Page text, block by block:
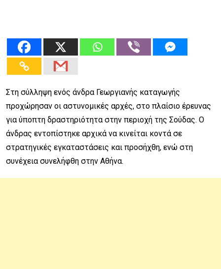
Στη σύλληψη ενός άνδρα Γεωργιανής καταγωγής
προχώρησαν οι αστυνομικές αρχές, στο πλαίσιο έρευνας
για ύποπτη δραστηριότητα στην περιοχή της Σούδας. Ο
άνδρας εντοπίστηκε αρχικά να κινείται κοντά σε
στρατηγικές εγκαταστάσεις και προσήχθη, ενώ στη
συνέχεια συνελήφθη στην Αθήνα.